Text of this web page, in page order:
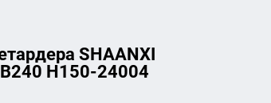
SHAANXI
H150-24004